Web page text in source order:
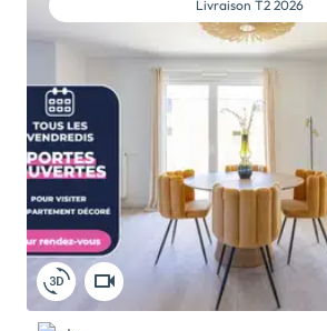
pour venir visiter et vous projeter
appartement décoré ! Un lieu de vie
cœur de Bordeaux, à 3 stations de la
Saint-Jean. Adossée au Jardin de
desservie par une allée du parc, la
Arcades de L'Althéa se situe au
Tous les appartements bénéficient
espaces extérieurs généreux : des
sur les séjours ou les chambres ou
agrémentées de pergolas
végétalisées. Parfaitement exposés,
calme environnant. Les futurs
profiter […] Voir le programme
Livraison T2 2026